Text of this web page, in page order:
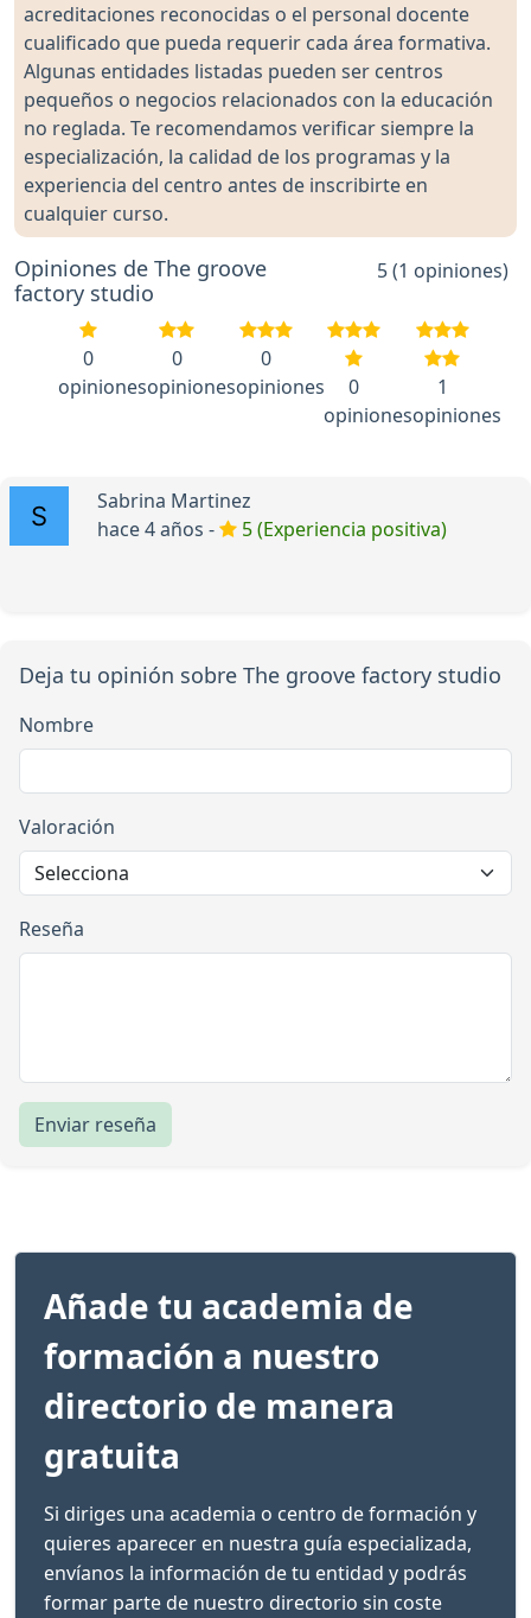
acreditaciones reconocidas o el personal docente
cualificado que pueda requerir cada área formativa.
Algunas entidades listadas pueden ser centros
pequeños o negocios relacionados con la educación
no reglada. Te recomendamos verificar siempre la
especialización, la calidad de los programas y la
experiencia del centro antes de inscribirte en
cualquier curso.
Opiniones de The groove
factory studio
5 (1 opiniones)
0
opiniones
0
opiniones
0
opiniones
0
opiniones
1
opiniones
Sabrina Martinez
hace 4 años -
5 (Experiencia positiva)
Deja tu opinión sobre The groove factory studio
Nombre
Valoración
Reseña
Enviar reseña
Añade tu academia de
formación a nuestro
directorio de manera
gratuita
Si diriges una academia o centro de formación y
quieres aparecer en nuestra guía especializada,
envíanos la información de tu entidad y podrás
formar parte de nuestro directorio sin coste